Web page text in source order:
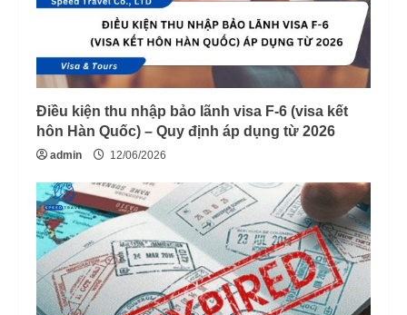
Điều kiện thu nhập bảo lãnh visa F-6 (visa kết
hôn Hàn Quốc) – Quy định áp dụng từ 2026
admin 12/06/2026